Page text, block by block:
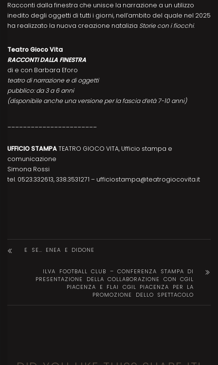
Racconti dalla finestra che unisce la narrazione a un utilizzo
inedito degli oggetti di tutti i giorni, nell’ambito del quale nel 2025
ha realizzato la nuova creazione natalizia Storie con i fiocchi.
Teatro Gioco Vita
RACCONTI DALLA FINESTRA
di e con Barbara Eforo
teatro di narrazione e di oggetti
pubblico: da 3 a 6 anni
(disponibile anche una versione per la fascia d’età 7-10 anni)
UFFICIO STAMPATEATRO GIOCO VITA, Ufficio stampa e
comunicazione
Simona Rossi
tel. 0523.332613, 338.3531271 – ufficiostampa@teatrogiocovita.it
E SE… ENEA E DIDONE
ILVA FOOTBALL CLUB – CONFERENZA STAMPA DI
PRESENTAZIONE DELLA COLLABORAZIONE CON CGIL
PIACENZA E FLAI CGIL PIACENZA PER LA
PROMOZIONE DELLO SPETTACOLO